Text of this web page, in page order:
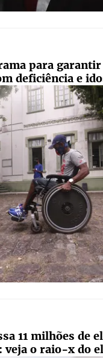
para
deficiência e
11 milhões de
veja o raio-x do